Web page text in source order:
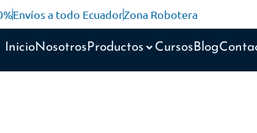
Envíos a todo EcuadorZona Robotera
InicioNosotros Productos Cursos Blog